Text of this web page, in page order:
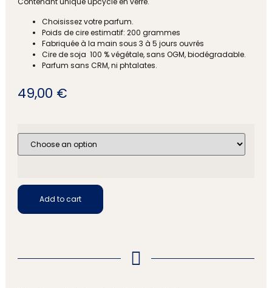
Choisissez votre parfum.
Poids de cire estimatif: 200 grammes
Fabriquée à la main sous 3 à 5 jours ouvrés
Cire de soja 100 % végétale, sans OGM, biodégradable.
Parfum sans CRM, ni phtalates.
49,00 €
Add to cart